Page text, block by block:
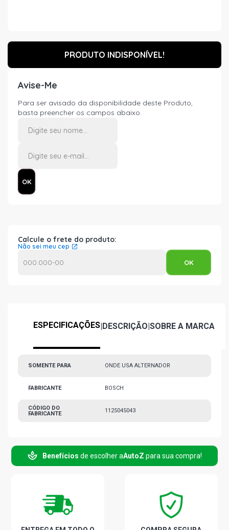
PRODUTO INDISPONÍVEL!
Avise-Me
Para ser avisado da disponibilidade deste Produto,
basta preencher os campos abaixo.
Calcule o frete do produto:
Não sei meu cep
ESPECIFICAÇÕES|DESCRIÇÃO|SOBRE A MARCA
SOMENTE PARA ONDE USA ALTERNADOR
FABRICANTE BOSCH
CÓDIGO DO
FABRICANTE
1125045043
Benefícios de escolher aAutoZ para sua compra!